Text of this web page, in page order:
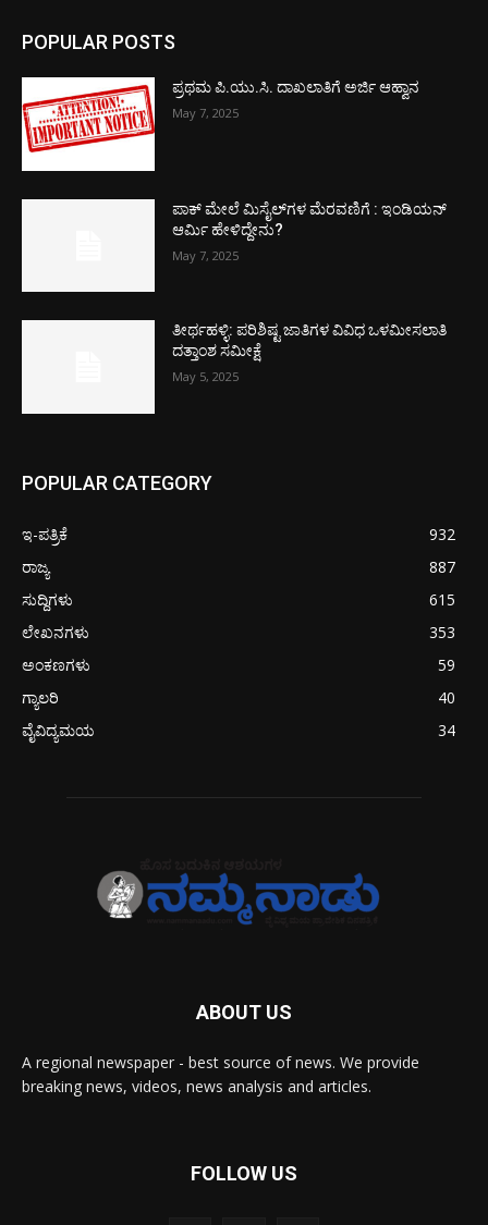
POPULAR POSTS
ಪ್ರಥಮ ಪಿ.ಯು.ಸಿ. ದಾಖಲಾತಿಗೆ ಅರ್ಜಿ ಆಹ್ವಾನ
May 7, 2025
ಪಾಕ್​ ಮೇಲೆ ಮಿಸೈಲ್​ಗಳ ಮೆರವಣಿಗೆ : ಇಂಡಿಯನ್
ಆರ್ಮಿ ಹೇಳಿದ್ದೇನು?
May 7, 2025
ತೀರ್ಥಹಳ್ಳಿ: ಪರಿಶಿಷ್ಟ ಜಾತಿಗಳ ವಿವಿಧ ಒಳಮೀಸಲಾತಿ
ದತ್ತಾಂಶ ಸಮೀಕ್ಷೆ
May 5, 2025
POPULAR CATEGORY
ಇ-ಪತ್ರಿಕೆ
932
ರಾಜ್ಯ
887
ಸುದ್ದಿಗಳು
615
ಲೇಖನಗಳು
353
ಅಂಕಣಗಳು
59
ಗ್ಯಾಲರಿ
40
ವೈವಿದ್ಯಮಯ
34
ABOUT US
A regional newspaper - best source of news. We provide
breaking news, videos, news analysis and articles.
FOLLOW US